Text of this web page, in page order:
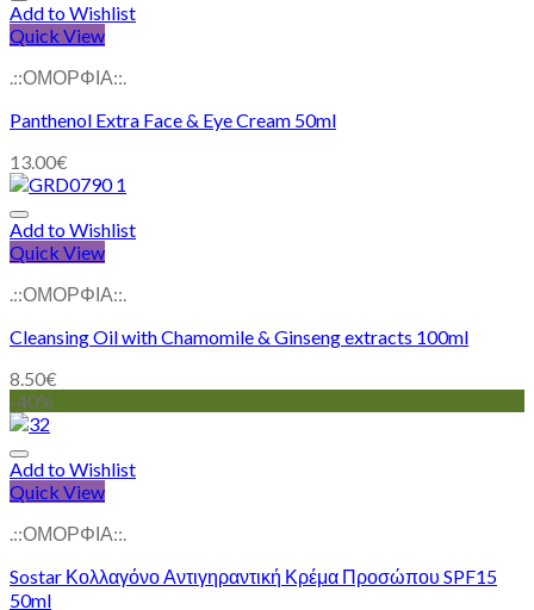
Add to Wishlist
Quick View
.::ΟΜΟΡΦΙΑ::.
Panthenol Extra Face & Eye Cream 50ml
13.00€
Add to Wishlist
Quick View
.::ΟΜΟΡΦΙΑ::.
Cleansing Oil with Chamomile & Ginseng extracts 100ml
8.50€
-40%
Add to Wishlist
Quick View
.::ΟΜΟΡΦΙΑ::.
Sostar Κολλαγόνο Αντιγηραντική Κρέμα Προσώπου SPF15
50ml